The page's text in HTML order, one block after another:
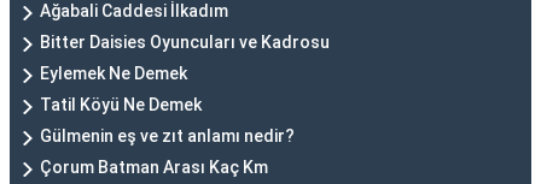
Ağabali Caddesi İlkadım
Bitter Daisies Oyuncuları ve Kadrosu
Eylemek Ne Demek
Tatil Köyü Ne Demek
Gülmenin eş ve zıt anlamı nedir?
Çorum Batman Arası Kaç Km